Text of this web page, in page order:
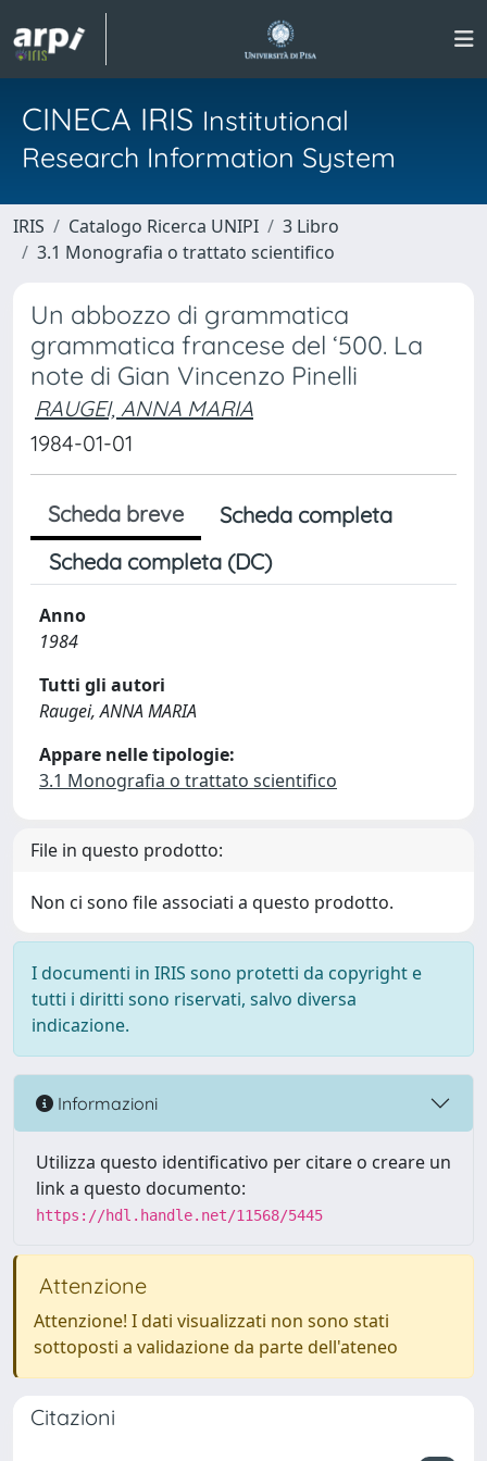
CINECA IRIS Institutional
Research Information System
IRIS Catalogo Ricerca UNIPI
3 Libro
3.1 Monografia o trattato scientifico
Un abbozzo di grammatica
grammatica francese del ‘500. La
note di Gian Vincenzo Pinelli
RAUGEI, ANNA MARIA
1984-01-01
Scheda breve
Scheda completa
Scheda completa (DC)
Anno
1984
Tutti gli autori
Raugei, ANNA MARIA
Appare nelle tipologie:
3.1 Monografia o trattato scientifico
File in questo prodotto:
Non ci sono file associati a questo prodotto.
I documenti in IRIS sono protetti da copyright e
tutti i diritti sono riservati, salvo diversa
indicazione.
Informazioni
Utilizza questo identificativo per citare o creare un
link a questo documento:
https://hdl.handle.net/11568/5445
Attenzione
Attenzione! I dati visualizzati non sono stati
sottoposti a validazione da parte dell'ateneo
Citazioni